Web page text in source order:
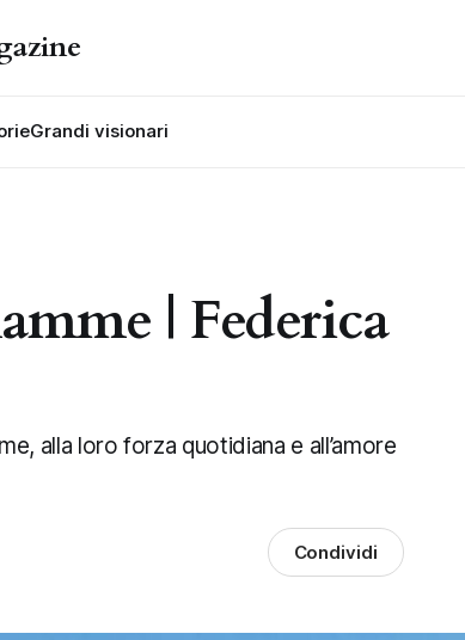
Grandi visionari
| Federica
alla loro forza quotidiana e all’amore
Condividi